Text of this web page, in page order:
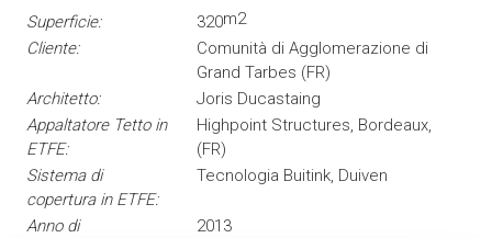
Superficie: 320m2
Cliente:
Comunità di Agglomerazione di
Grand Tarbes (FR)
Architetto:
Joris Ducastaing
Appaltatore Tetto in
ETFE:
Highpoint Structures, Bordeaux,
(FR)
Sistema di
copertura in ETFE:
Tecnologia Buitink, Duiven
Anno di
2013